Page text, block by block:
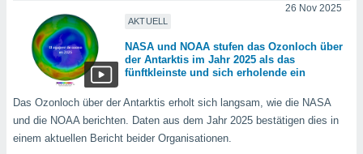
indem
" oder
AKTUELL
26 Nov 2025
NASA und NOAA stufen das Ozonloch über
der Antarktis im Jahr 2025 als das
fünftkleinste und sich erholende ein
Das Ozonloch über der Antarktis erholt sich langsam, wie die NASA
und die NOAA berichten. Daten aus dem Jahr 2025 bestätigen dies in
einem aktuellen Bericht beider Organisationen.